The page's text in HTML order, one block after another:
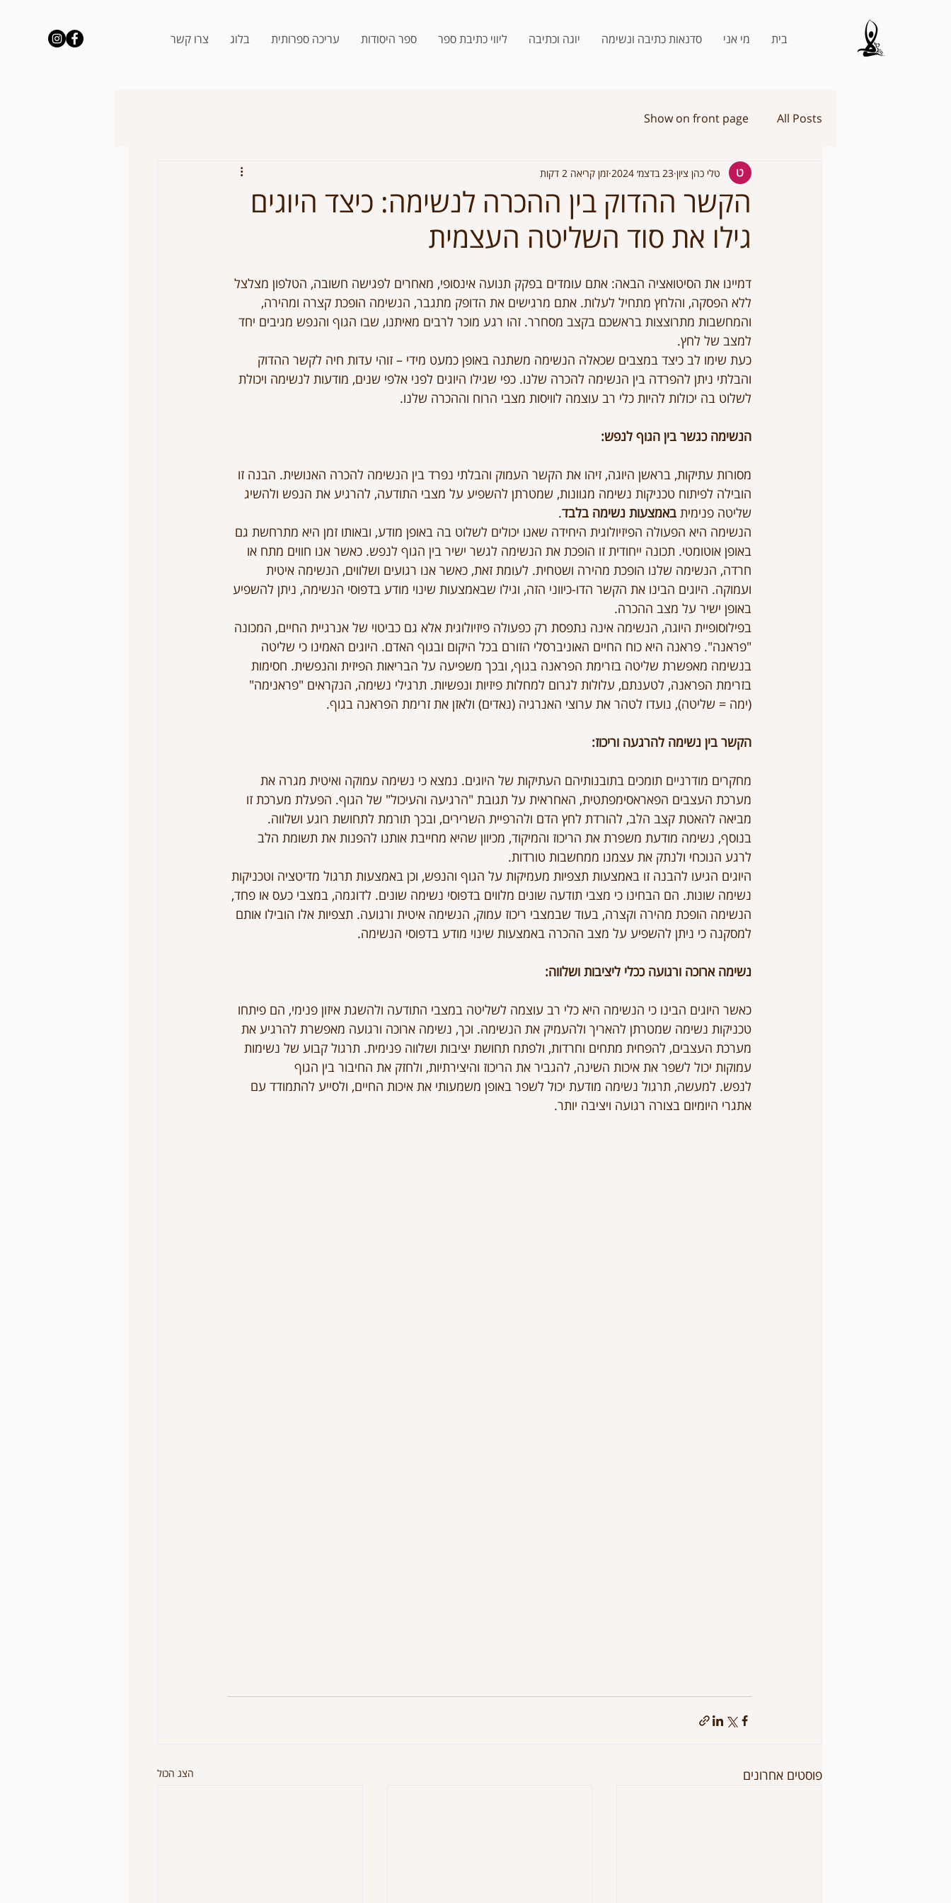
בית מי אני סדנאות כתיבה ונשימה יוגה וכתיבה ליווי כתיבת ספר ספר היסודות עריכה ספרותית בלוג צרו קשר
All Posts
Show on front page
הקשר ההדוק בין ההכרה לנשימה: כיצד היוגים
גילו את סוד השליטה העצמית
טלי כהן ציון 23 בדצמ׳ 2024 זמן קריאה 2 דקות
דמיינו את הסיטואציה הבאה: אתם עומדים בפקק תנועה אינסופי, מאחרים לפגישה חשובה, הטלפון מצלצל
ללא הפסקה, והלחץ מתחיל לעלות. אתם מרגישים את הדופק מתגבר, הנשימה הופכת קצרה ומהירה,
והמחשבות מתרוצצות בראשכם בקצב מסחרר. זהו רגע מוכר לרבים מאיתנו, שבו הגוף והנפש מגיבים יחד
למצב של לחץ.
כעת שימו לב כיצד במצבים שכאלה הנשימה משתנה באופן כמעט מידי – זוהי עדות חיה לקשר ההדוק
והבלתי ניתן להפרדה בין הנשימה להכרה שלנו. כפי שגילו היוגים לפני אלפי שנים, מודעות לנשימה ויכולת
לשלוט בה יכולות להיות כלי רב עוצמה לוויסות מצבי הרוח וההכרה שלנו.
הנשימה כגשר בין הגוף לנפש:
מסורות עתיקות, בראשן היוגה, זיהו את הקשר העמוק והבלתי נפרד בין הנשימה להכרה האנושית. הבנה זו
הובילה לפיתוח טכניקות נשימה מגוונות, שמטרתן להשפיע על מצבי התודעה, להרגיע את הנפש ולהשיג
שליטה פנימית באמצעות נשימה בלבד.
הנשימה היא הפעולה הפיזיולוגית היחידה שאנו יכולים לשלוט בה באופן מודע, ובאותו זמן היא מתרחשת גם
באופן אוטומטי. תכונה ייחודית זו הופכת את הנשימה לגשר ישיר בין הגוף לנפש. כאשר אנו חווים מתח או
חרדה, הנשימה שלנו הופכת מהירה ושטחית. לעומת זאת, כאשר אנו רגועים ושלווים, הנשימה איטית
ועמוקה. היוגים הבינו את הקשר הדו-כיווני הזה, וגילו שבאמצעות שינוי מודע בדפוסי הנשימה, ניתן להשפיע
באופן ישיר על מצב ההכרה.
בפילוסופיית היוגה, הנשימה אינה נתפסת רק כפעולה פיזיולוגית אלא גם כביטוי של אנרגיית החיים, המכונה
"פראנה". פראנה היא כוח החיים האוניברסלי הזורם בכל היקום ובגוף האדם. היוגים האמינו כי שליטה
בנשימה מאפשרת שליטה בזרימת הפראנה בגוף, ובכך משפיעה על הבריאות הפיזית והנפשית. חסימות
בזרימת הפראנה, לטענתם, עלולות לגרום למחלות פיזיות ונפשיות. תרגילי נשימה, הנקראים "פראנימה"
(ימה = שליטה), נועדו לטהר את ערוצי האנרגיה (נאדים) ולאזן את זרימת הפראנה בגוף.
הקשר בין נשימה להרגעה וריכוז:
מחקרים מודרניים תומכים בתובנותיהם העתיקות של היוגים. נמצא כי נשימה עמוקה ואיטית מגרה את
מערכת העצבים הפאראסימפתטית, האחראית על תגובת "הרגיעה והעיכול" של הגוף. הפעלת מערכת זו
מביאה להאטת קצב הלב, להורדת לחץ הדם ולהרפיית השרירים, ובכך תורמת לתחושת רוגע ושלווה.
בנוסף, נשימה מודעת משפרת את הריכוז והמיקוד, מכיוון שהיא מחייבת אותנו להפנות את תשומת הלב
לרגע הנוכחי ולנתק את עצמנו ממחשבות טורדות.
היוגים הגיעו להבנה זו באמצעות תצפיות מעמיקות על הגוף והנפש, וכן באמצעות תרגול מדיטציה וטכניקות
נשימה שונות. הם הבחינו כי מצבי תודעה שונים מלווים בדפוסי נשימה שונים. לדוגמה, במצבי כעס או פחד,
הנשימה הופכת מהירה וקצרה, בעוד שבמצבי ריכוז עמוק, הנשימה איטית ורגועה. תצפיות אלו הובילו אותם
למסקנה כי ניתן להשפיע על מצב ההכרה באמצעות שינוי מודע בדפוסי הנשימה.
נשימה ארוכה ורגועה ככלי ליציבות ושלווה:
כאשר היוגים הבינו כי הנשימה היא כלי רב עוצמה לשליטה במצבי התודעה ולהשגת איזון פנימי, הם פיתחו
טכניקות נשימה שמטרתן להאריך ולהעמיק את הנשימה. וכך, נשימה ארוכה ורגועה מאפשרת להרגיע את
מערכת העצבים, להפחית מתחים וחרדות, ולפתח תחושת יציבות ושלווה פנימית. תרגול קבוע של נשימות
עמוקות יכול לשפר את איכות השינה, להגביר את הריכוז והיצירתיות, ולחזק את החיבור בין הגוף
לנפש. למעשה, תרגול נשימה מודעת יכול לשפר באופן משמעותי את איכות החיים, ולסייע להתמודד עם
אתגרי היומיום בצורה רגועה ויציבה יותר.
פוסטים אחרונים הצג הכול